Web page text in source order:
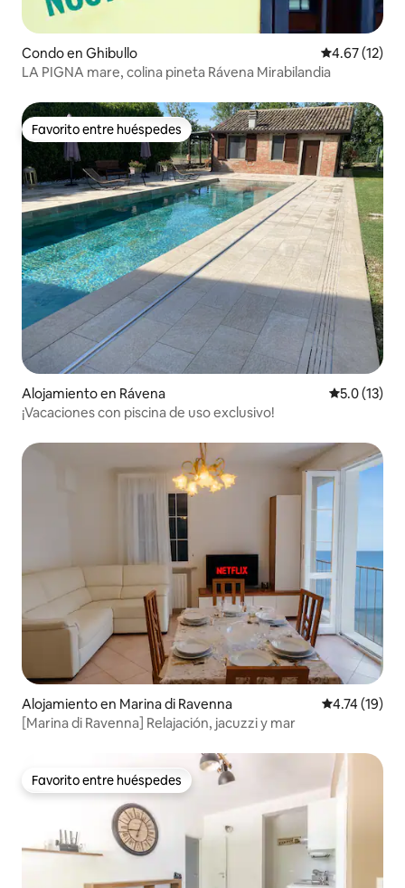
Condo en Ghibullo Calificación
4.67 (12)
LA PIGNA mare, colina pineta Rávena Mirabilandia
Favorito entre huéspedes
Favorito entre huéspedes
Alojamiento en Rávena Calificación
5.0 (13)
¡Vacaciones con piscina de uso exclusivo!
Alojamiento en Marina di Ravenna Calificación
4.74 (19)
[Marina di Ravenna] Relajación, jacuzzi y mar
Favorito entre huéspedes
Favorito entre huéspedes